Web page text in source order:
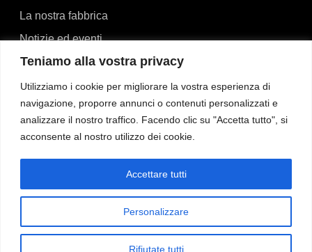
Teniamo alla vostra privacy
Utilizziamo i cookie per migliorare la vostra esperienza di
navigazione, proporre annunci o contenuti personalizzati e
analizzare il nostro traffico. Facendo clic su "Accetta tutto", si
acconsente al nostro utilizzo dei cookie.
Personalizzare
Rifiutate tutti
Accettare tutti
La nostra fabbrica
Notizie ed eventi
Video
Blog
Contatto
Contatto
No.526, Dong'an North Road, Haizhou, Guzhen,
Zhongshan, Guangdong, Cina
admin@wosenled.com